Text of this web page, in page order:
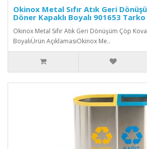
Okinox Metal Sıfır Atık Geri
Döner Kapaklı Boyalı 901653 Tarko
Okinox Metal Sıfır Atık Geri Dönüşüm Çöp
BoyalıÜrün AçıklamasıOkinox Me..